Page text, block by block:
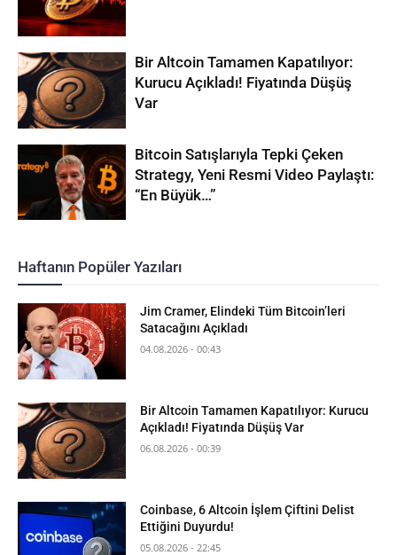
Bir Altcoin Tamamen Kapatılıyor:
Kurucu Açıkladı! Fiyatında Düşüş
Var
Bitcoin Satışlarıyla Tepki Çeken
Strategy, Yeni Resmi Video Paylaştı:
“En Büyük…”
Haftanın Popüler Yazıları
Jim Cramer, Elindeki Tüm Bitcoin’leri
Satacağını Açıkladı
04.08.2026 - 00:43
Bir Altcoin Tamamen Kapatılıyor: Kurucu
Açıkladı! Fiyatında Düşüş Var
06.08.2026 - 00:39
Coinbase, 6 Altcoin İşlem Çiftini Delist
Ettiğini Duyurdu!
05.08.2026 - 22:45